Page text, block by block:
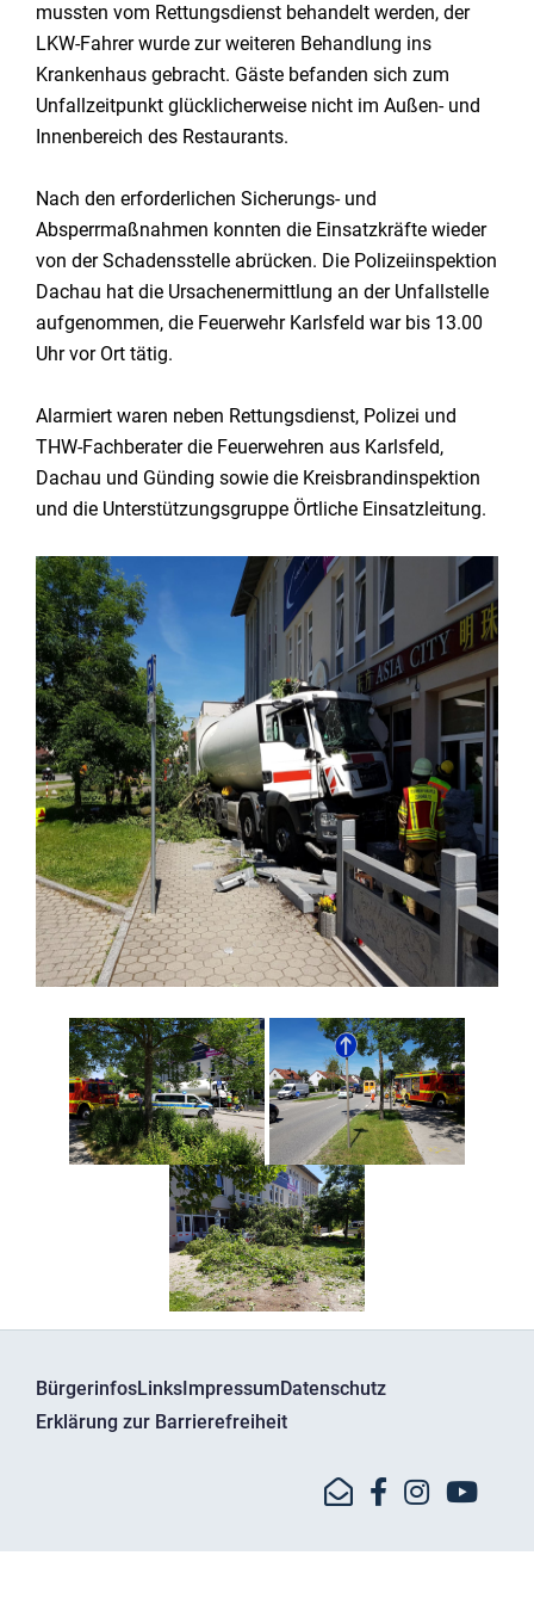
mussten vom Rettungsdienst behandelt werden, der
LKW-Fahrer wurde zur weiteren Behandlung ins
Krankenhaus gebracht. Gäste befanden sich zum
Unfallzeitpunkt glücklicherweise nicht im Außen- und
Innenbereich des Restaurants.
Nach den erforderlichen Sicherungs- und
Absperrmaßnahmen konnten die Einsatzkräfte wieder
von der Schadensstelle abrücken. Die Polizeiinspektion
Dachau hat die Ursachenermittlung an der Unfallstelle
aufgenommen, die Feuerwehr Karlsfeld war bis 13.00
Uhr vor Ort tätig.
Alarmiert waren neben Rettungsdienst, Polizei und
THW-Fachberater die Feuerwehren aus Karlsfeld,
Dachau und Günding sowie die Kreisbrandinspektion
und die Unterstützungsgruppe Örtliche Einsatzleitung.
BürgerinfosLinksImpressumDatenschutz
Erklärung zur Barrierefreiheit